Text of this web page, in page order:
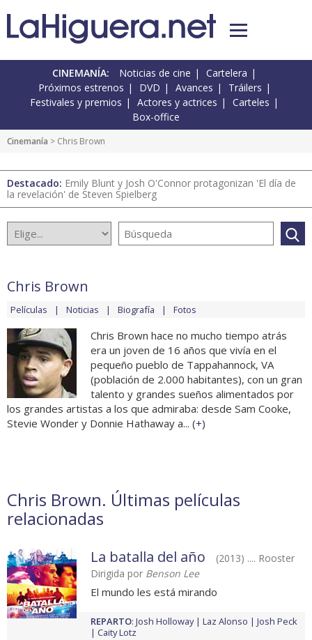
CINEMANÍA: Noticias de cine
Cartelera
Próximos estrenos
DVD Avances
Tráilers
Festivales y premios
Actores y actrices
Carteles
Box-office
Cinemanía > Chris Brown
Destacado: Emily Blunt y Josh O'Connor protagonizan 'El día de
la revelación' de Steven Spielberg
Chris Brown
Películas Noticias Biografía Fotos
Chris Brown hace no mucho tiempo atrás
era un joven de 16 años que vivía en el
pequeño pueblo de Tappahannock, VA
(población de 2.000 habitantes), con un gran
talento y grandes sueños alimentados por
los grandes artistas a los que admiraba: desde Sam Cooke,
Stevie Wonder y Donnie Hathaway a... (+)
Chris Brown. Últimas películas
relacionadas
La batalla del año
(2013) .... Rooster
Dirigida por Benson Lee
El mundo les está mirando
REPARTO: Josh Holloway Laz Alonso
Josh Peck
Caity Lotz